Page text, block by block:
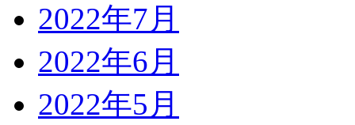
2022年7月
2022年6月
2022年5月